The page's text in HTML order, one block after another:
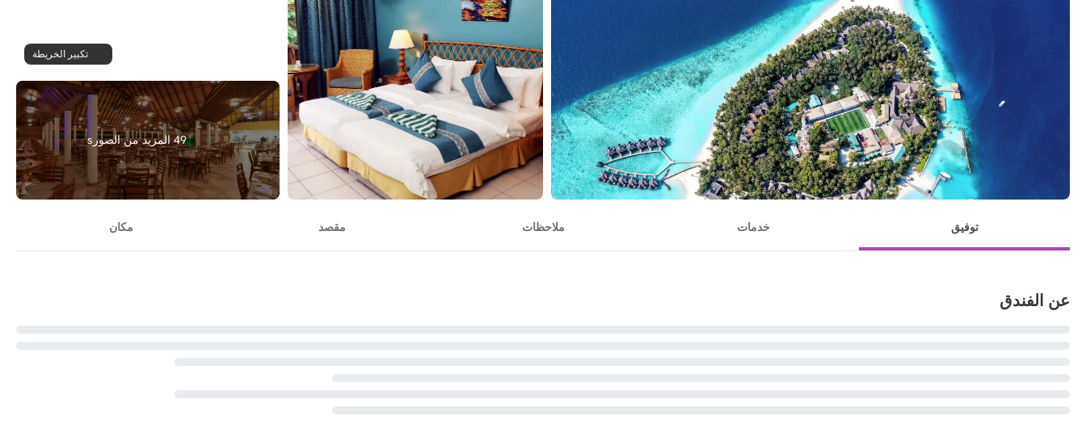
تكبير الخريطة
49 المزيد من الصورs
توفيق خدمات ملاحظات مقصد مكان
عن الفندق